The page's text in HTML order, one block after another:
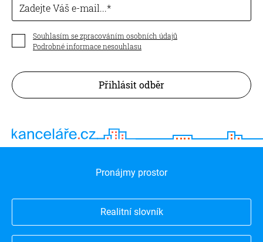
Zadejte Váš e-mail...
Souhlasím se zpracováním osobních údajů
Podrobné informace nesouhlasu
Přihlásit odběr
Pronájmy prostor
Realitní slovník